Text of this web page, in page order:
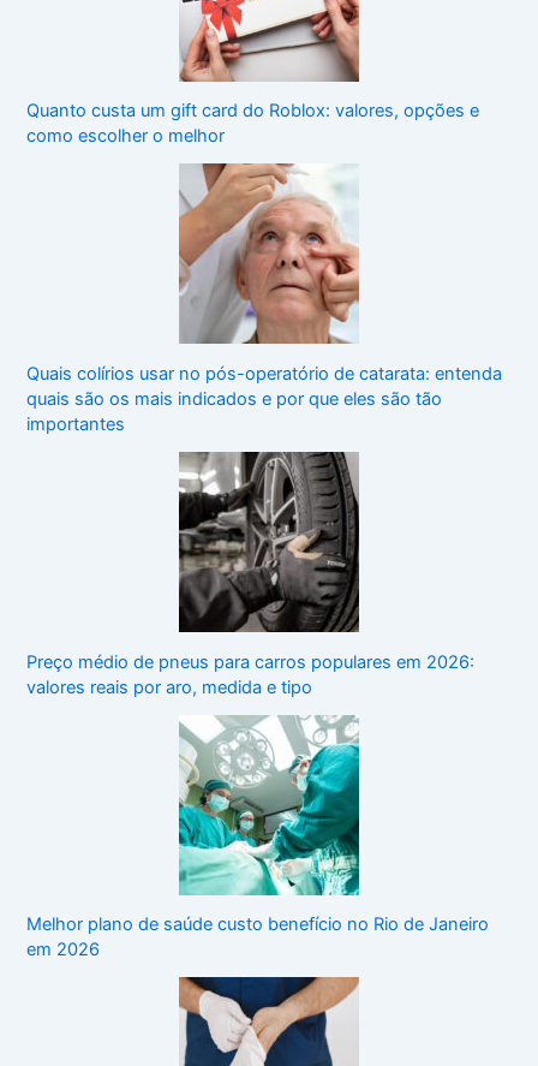
Quanto custa um gift card do Roblox: valores, opções e
como escolher o melhor
Quais colírios usar no pós-operatório de catarata: entenda
quais são os mais indicados e por que eles são tão
importantes
Preço médio de pneus para carros populares em 2026:
valores reais por aro, medida e tipo
Melhor plano de saúde custo benefício no Rio de Janeiro
em 2026